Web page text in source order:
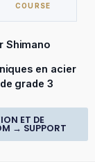
COURSE
Shimano
en acier
grade 3
ET DE
→ SUPPORT